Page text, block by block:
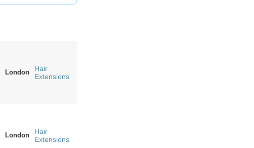
London
Hair
Extensions
London
Hair
Extensions